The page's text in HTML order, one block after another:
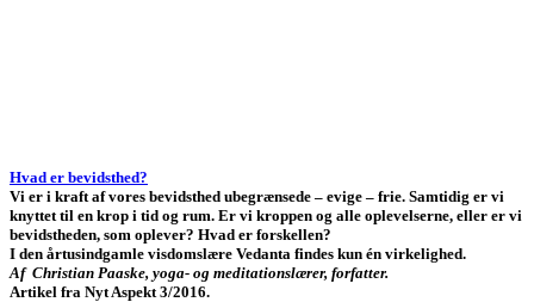
Hvad er bevidsthed?
Vi er i kraft af vores bevidsthed ubegrænsede – evige – frie. Samtidig er vi
knyttet til en krop i tid og rum. Er vi kroppen og alle oplevelserne, eller er vi
bevidstheden, som oplever? Hvad er forskellen?
I den årtusindgamle visdomslære Vedanta findes kun én virkelighed.
Af Christian Paaske, yoga- og meditationslærer, forfatter.
Artikel fra Nyt Aspekt 3/2016.